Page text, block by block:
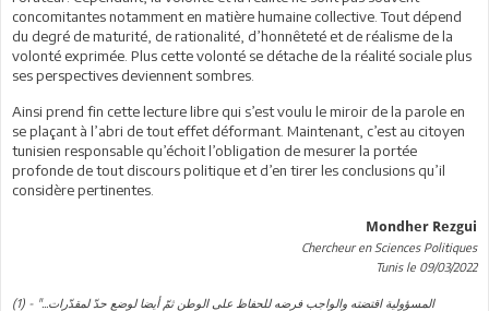
concomitantes notamment en matière humaine collective. Tout dépend
du degré de maturité, de rationalité, d’honnêteté et de réalisme de la
volonté exprimée. Plus cette volonté se détache de la réalité sociale plus
ses perspectives deviennent sombres.
Ainsi prend fin cette lecture libre qui s’est voulu le miroir de la parole en
se plaçant à l’abri de tout effet déformant. Maintenant, c’est au citoyen
tunisien responsable qu’échoit l’obligation de mesurer la portée
profonde de tout discours politique et d’en tirer les conclusions qu’il
considère pertinentes.
Mondher Rezgui
Chercheur en Sciences Politiques
Tunis le 09/03/2022
(1) - "...المسؤولية اقتضته والواجب فرضه للحفاظ على الوطن ثمّ أيضا لوضع حدّ لمقدّرات